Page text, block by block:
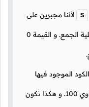
S لأننا مجبرين على
الجمع. و القيمة 0
الموجود فيها
100. و هكذا نكون